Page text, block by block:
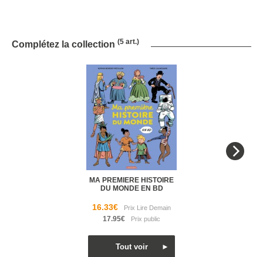
Complétez la collection (5 art.)
MA PREMIERE HISTOIRE
DU MONDE EN BD
16.33€
17.95€